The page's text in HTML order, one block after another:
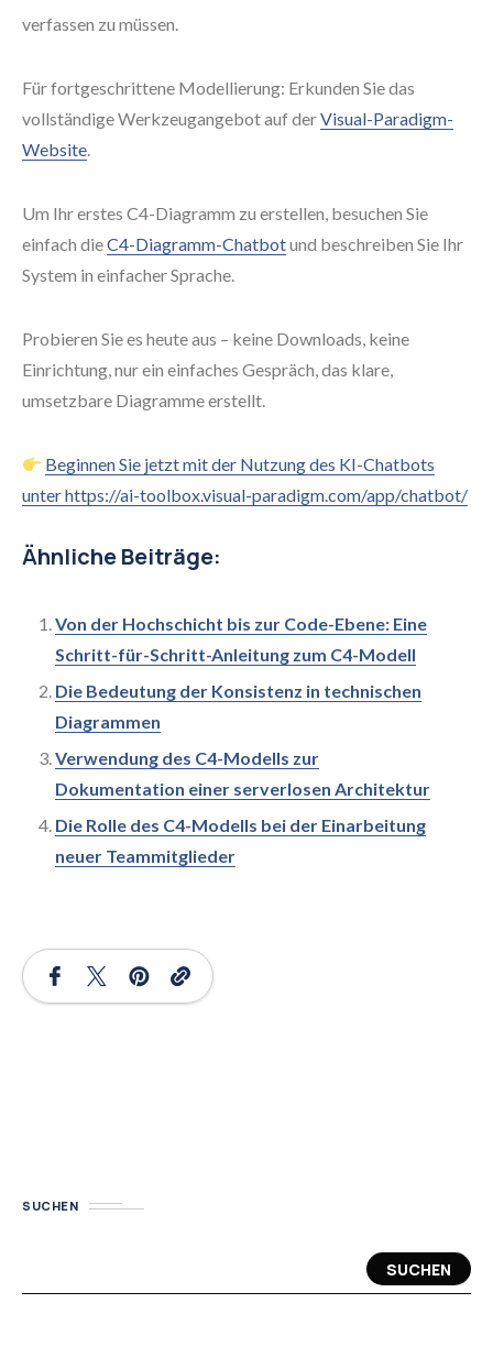
verfassen zu müssen.
Für fortgeschrittene Modellierung: Erkunden Sie das
vollständige Werkzeugangebot auf derVisual-Paradigm-
Website.
Um Ihr erstes C4-Diagramm zu erstellen, besuchen Sie
einfach dieC4-Diagramm-Chatbotund beschreiben Sie Ihr
System in einfacher Sprache.
Probieren Sie es heute aus – keine Downloads, keine
Einrichtung, nur ein einfaches Gespräch, das klare,
umsetzbare Diagramme erstellt.
Beginnen Sie jetzt mit der Nutzung des KI-Chatbots
unter https://ai-toolbox.visual-paradigm.com/app/chatbot/
Ähnliche Beiträge:
Von der Hochschicht bis zur Code-Ebene: Eine
Schritt-für-Schritt-Anleitung zum C4-Modell
Die Bedeutung der Konsistenz in technischen
Diagrammen
Verwendung des C4-Modells zur
Dokumentation einer serverlosen Architektur
Die Rolle des C4-Modells bei der Einarbeitung
neuer Teammitglieder
SUCHEN
SUCHEN